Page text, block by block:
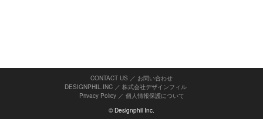
CONTACT US ／ お問い合わせ
DESIGNPHIL.INC ／ 株式会社デザインフィル
Privacy Policy／ 個人情報保護について
© Designphil Inc.